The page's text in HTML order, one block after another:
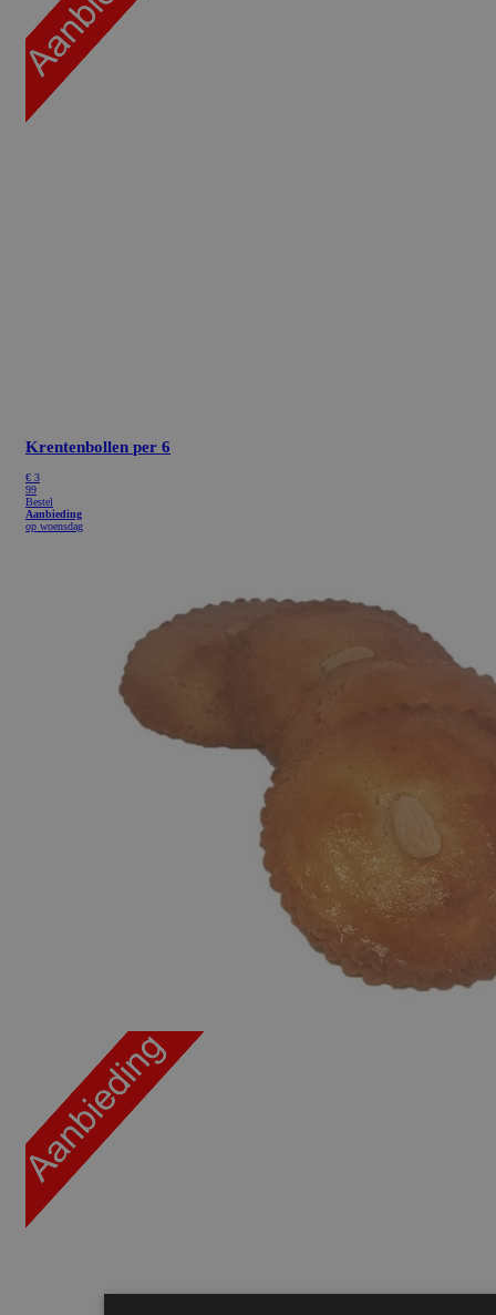
Krentenbollen per 6
€ 3
99
Bestel
Aanbieding
op woensdag